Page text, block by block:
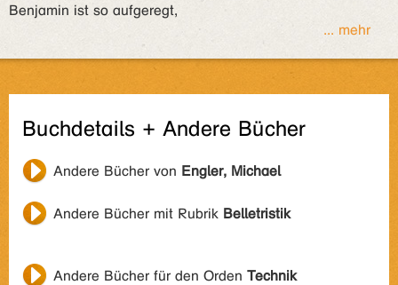
Benjamin ist so aufgeregt,
... mehr
Buchdetails + Andere Bücher
Andere Bücher von Engler, Michael
Andere Bücher mit Rubrik Belletristik
Andere Bücher für den Orden Technik